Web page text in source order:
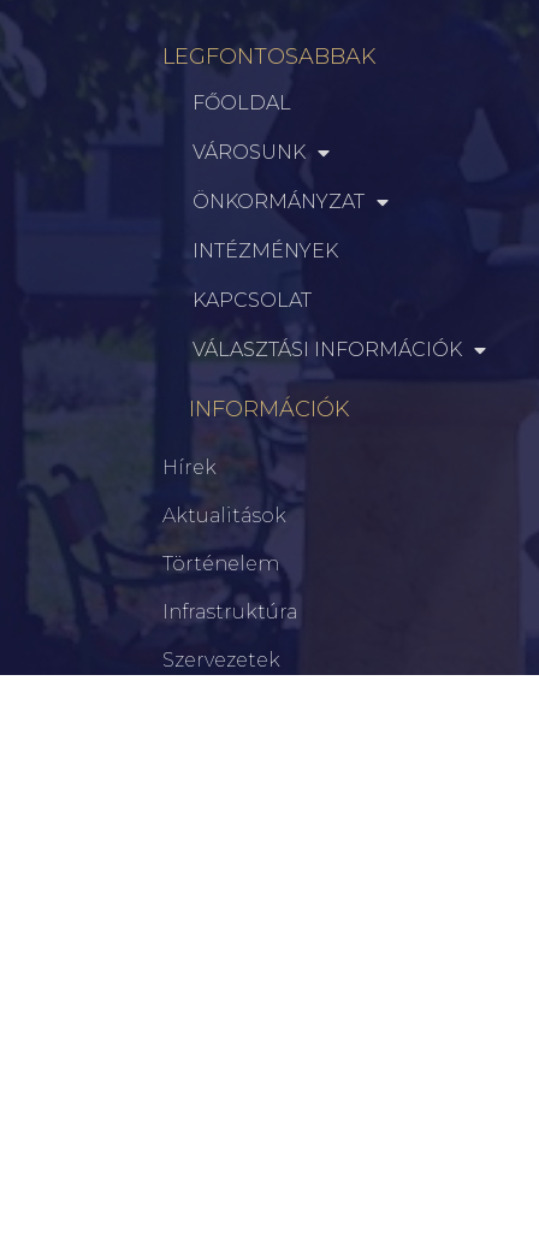
LEGFONTOSABBAK
FŐOLDAL
VÁROSUNK
ÖNKORMÁNYZAT
INTÉZMÉNYEK
KAPCSOLAT
VÁLASZTÁSI INFORMÁCIÓK
INFORMÁCIÓK
Hírek
Aktualitások
Történelem
Infrastruktúra
Szervezetek